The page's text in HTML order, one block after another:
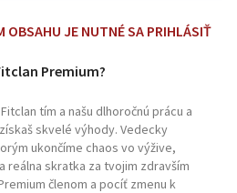
OBSAHU JE NUTNÉ SA PRIHLÁSIŤ
Premium?
tím a našu dlhoročnú prácu a
skvelé výhody. Vedecky
ukončíme chaos vo výžive,
reálna skratka za tvojim zdravším
členom a pocíť zmenu k